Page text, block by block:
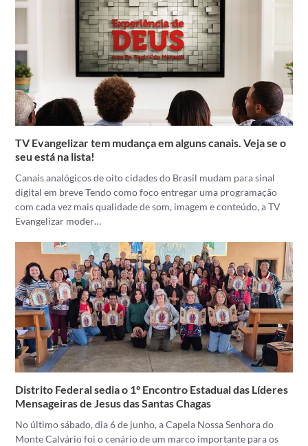
TV Evangelizar tem mudança em alguns canais. Veja se o
seu está na lista!
Canais analógicos de oito cidades do Brasil mudam para sinal
digital em breve Tendo como foco entregar uma programação
com cada vez mais qualidade de som, imagem e conteúdo, a TV
Evangelizar moder…
Distrito Federal sedia o 1º Encontro Estadual das Líderes
Mensageiras de Jesus das Santas Chagas
No último sábado, dia 6 de junho, a Capela Nossa Senhora do
Monte Calvário foi o cenário de um marco importante para os